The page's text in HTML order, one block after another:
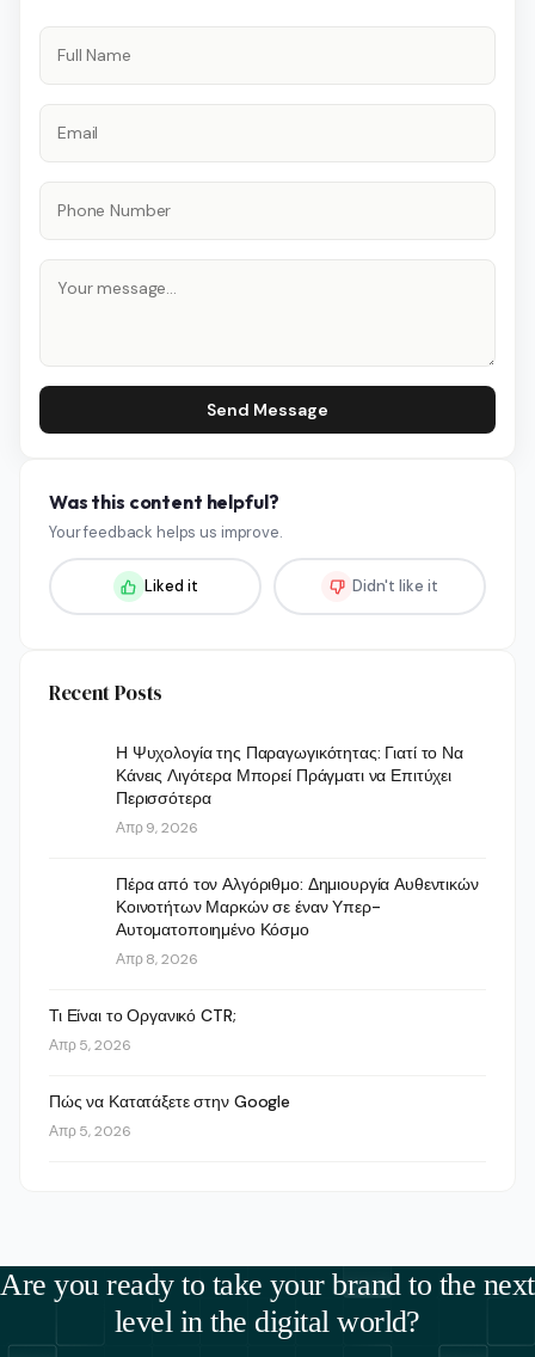
Send Message
Was this content helpful?
Your feedback helps us improve.
Liked it Didn't like it
Recent Posts
Η Ψυχολογία της Παραγωγικότητας: Γιατί το Να
Κάνεις Λιγότερα Μπορεί Πράγματι να Επιτύχει
Περισσότερα
Απρ 9, 2026
Πέρα από τον Αλγόριθμο: Δημιουργία Αυθεντικών
Κοινοτήτων Μαρκών σε έναν Υπερ-
Αυτοματοποιημένο Κόσμο
Απρ 8, 2026
Τι Είναι το Οργανικό CTR;
Απρ 5, 2026
Πώς να Κατατάξετε στην Google
Απρ 5, 2026
Are you ready to take your brand to the next
level in the digital world?